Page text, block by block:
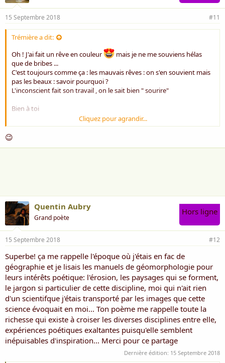
15 Septembre 2018 #11
Trémière a dit:
Oh ! J'ai fait un rêve en couleur
mais je ne me souviens hélas
que de bribes ...
C'est toujours comme ça : les mauvais rêves : on s'en souvient mais
pas les beaux : savoir pourquoi ?
L'inconscient fait son travail , on le sait bien " sourire"
Bien à toi
Rose ***
Cliquez pour agrandir...
😉
Quentin Aubry
Grand poète
Hors ligne
15 Septembre 2018 #12
Superbe! ça me rappelle l'époque où j'étais en fac de
géographie et je lisais les manuels de géomorphologie pour
leurs intérêts poétique: l'érosion, les paysages qui se forment,
le jargon si particulier de cette discipline, moi qui n'ait rien
d'un scientifque j'étais transporté par les images que cette
science évoquait en moi... Ton poème me rappelle toute la
richesse qui existe à croiser les diverses disciplines entre elle,
expériences poétiques exaltantes puisqu'elle semblent
inépuisables d'inspiration... Merci pour ce partage
Dernière édition: 15 Septembre 2018